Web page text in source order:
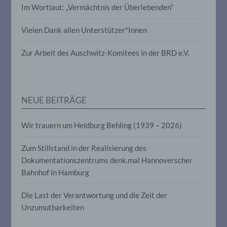
Im Wortlaut: „Vermächtnis der Überlebenden“
Vielen Dank allen Unterstützer*Innen
Zur Arbeit des Auschwitz-Komitees in der BRD e.V.
NEUE BEITRÄGE
Wir trauern um Heidburg Behling (1939 – 2026)
Zum Stillstand in der Realisierung des
Dokumentationszentrums denk.mal Hannoverscher
Bahnhof in Hamburg
Die Last der Verantwortung und die Zeit der
Unzumutbarkeiten
Verarbeitung personenbezogener Daten,
personenbezogenen Daten verwendet
werden, um bestimmte persönliche
Person beziehen, zu bewerten,
Aufenthaltsort oder Ortswechsel dieser
natürlichen Person zu analysieren oder
f) Pseudonymisierung
Pseudonymisierung ist die Verarbeitung
auf welche die personenbezogenen Daten
ohne Hinzuziehung zusätzlicher
Informationen nicht mehr einer